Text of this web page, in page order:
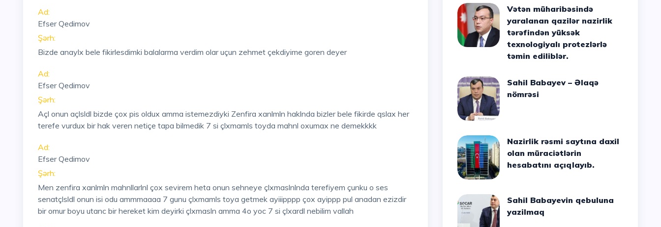
Ad:
Efser Qedimov
Şərh:
Bizde anaylx bele fikirlesdimki balalarma verdim olar uçun zehmet çekdiyime goren deyer
Ad:
Efser Qedimov
Şərh:
Açl onun açlsldl bizde çox pis oldux amma istemezdiyki Zenfira xanlmln haklnda bizler bele fikirde qslax her
terefe vurdux bir hak veren netiçe tapa bilmedik 7 si çlxmamls toyda mahnl oxumax ne demekkkk
Ad:
Efser Qedimov
Şərh:
Men zenfira xanlmln mahnllarlnl çox sevirem heta onun sehneye çlxmaslnlnda terefiyem çunku o ses
senatçlsldl onun isi odu ammmaaaa 7 gunu çlxmamls toya getmek ayiiipppp çox ayippp pul anadan ezizdir
bir omur boyu utanc bir hereket kim deyirki çlxmasln amma 4o yoc 7 si çlxardl nebilim vallah
Vətən müharibəsində
yaralanan qazilər nazirlik
tərəfindən yüksək
texnologiyalı protezlərlə
təmin ediliblər.
Sahil Babayev – Əlaqə
nömrəsi
Nazirlik rəsmi saytına daxil
olan müraciətlərin
hesabatını açıqlayıb.
Sahil Babayevin qebuluna
yazilmaq